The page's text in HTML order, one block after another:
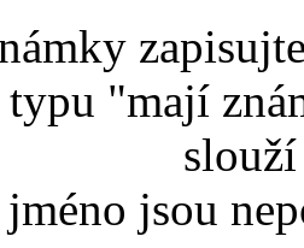
typu "mají
jsou